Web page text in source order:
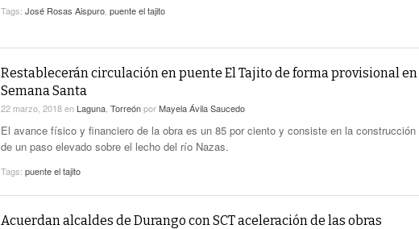
Tags: José Rosas Aispuro puente el tajito
Restablecerán circulación en puente El Tajito de forma provisional en
Semana Santa
22 marzo, 2018en Laguna TorreónporMayela Ávila Saucedo
El avance físico y financiero de la obra es un 85 por ciento y consiste en la construcción
de un paso elevado sobre el lecho del río Nazas.
Tags: puente el tajito
Acuerdan alcaldes de Durango con SCT aceleración de las obras